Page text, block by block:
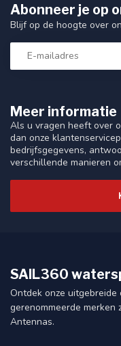
Meer informatie
Als u vragen heeft over
dan onze
bedrijfsgegevens,
verschillende manieren
Abonneer je op
Blijf op de hoogte over
SAIL360
Ontdek onze
gerenommeerde merken
Antennas.